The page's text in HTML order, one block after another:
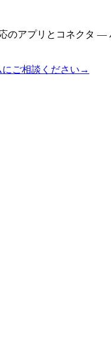
のアプリとコネクタ —
ご相談ください →